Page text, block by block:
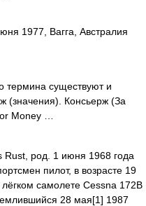
1977, Вагга, Австралия
термина существуют и
(значения). Консьерж (За
Money …
род. 1 июня 1968 года
пилот, в возрасте 19
самолете Cessna 172B
28 мая[1] 1987